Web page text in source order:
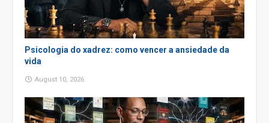
Psicologia do xadrez: como vencer a ansiedade da
vida
August 10, 2026